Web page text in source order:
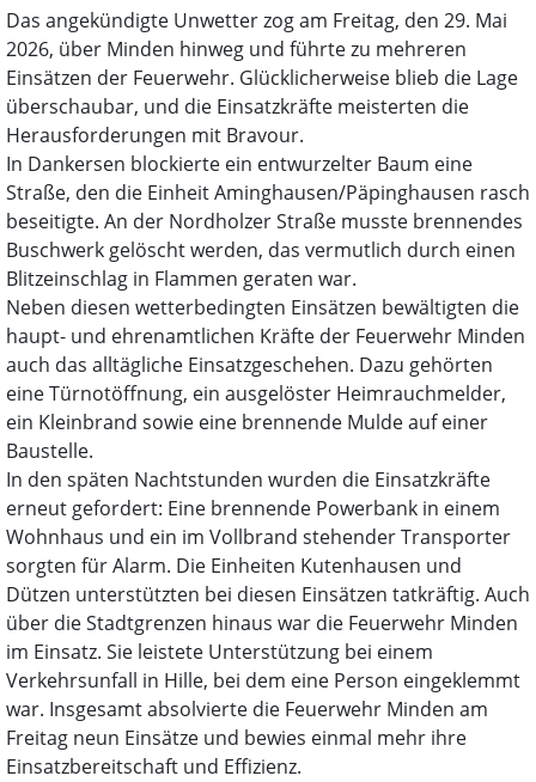
Das angekündigte Unwetter zog am Freitag, den 29. Mai
2026, über Minden hinweg und führte zu mehreren
Einsätzen der Feuerwehr. Glücklicherweise blieb die Lage
überschaubar, und die Einsatzkräfte meisterten die
Herausforderungen mit Bravour.
In Dankersen blockierte ein entwurzelter Baum eine
Straße, den die Einheit Aminghausen/Päpinghausen rasch
beseitigte. An der Nordholzer Straße musste brennendes
Buschwerk gelöscht werden, das vermutlich durch einen
Blitzeinschlag in Flammen geraten war.
Neben diesen wetterbedingten Einsätzen bewältigten die
haupt- und ehrenamtlichen Kräfte der Feuerwehr Minden
auch das alltägliche Einsatzgeschehen. Dazu gehörten
eine Türnotöffnung, ein ausgelöster Heimrauchmelder,
ein Kleinbrand sowie eine brennende Mulde auf einer
Baustelle.
In den späten Nachtstunden wurden die Einsatzkräfte
erneut gefordert: Eine brennende Powerbank in einem
Wohnhaus und ein im Vollbrand stehender Transporter
sorgten für Alarm. Die Einheiten Kutenhausen und
Dützen unterstützten bei diesen Einsätzen tatkräftig. Auch
über die Stadtgrenzen hinaus war die Feuerwehr Minden
im Einsatz. Sie leistete Unterstützung bei einem
Verkehrsunfall in Hille, bei dem eine Person eingeklemmt
war. Insgesamt absolvierte die Feuerwehr Minden am
Freitag neun Einsätze und bewies einmal mehr ihre
Einsatzbereitschaft und Effizienz.